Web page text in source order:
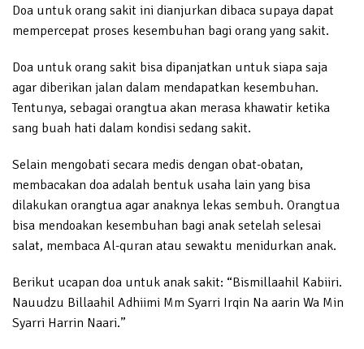
Doa untuk orang sakit ini dianjurkan dibaca supaya dapat
mempercepat proses kesembuhan bagi orang yang sakit.
Doa untuk orang sakit bisa dipanjatkan untuk siapa saja
agar diberikan jalan dalam mendapatkan kesembuhan.
Tentunya, sebagai orangtua akan merasa khawatir ketika
sang buah hati dalam kondisi sedang sakit.
Selain mengobati secara medis dengan obat-obatan,
membacakan doa adalah bentuk usaha lain yang bisa
dilakukan orangtua agar anaknya lekas sembuh. Orangtua
bisa mendoakan kesembuhan bagi anak setelah selesai
salat, membaca Al-quran atau sewaktu menidurkan anak.
Berikut ucapan doa untuk anak sakit: “Bismillaahil Kabiiri.
Nauudzu Billaahil Adhiimi Mm Syarri Irqin Na aarin Wa Min
Syarri Harrin Naari.”